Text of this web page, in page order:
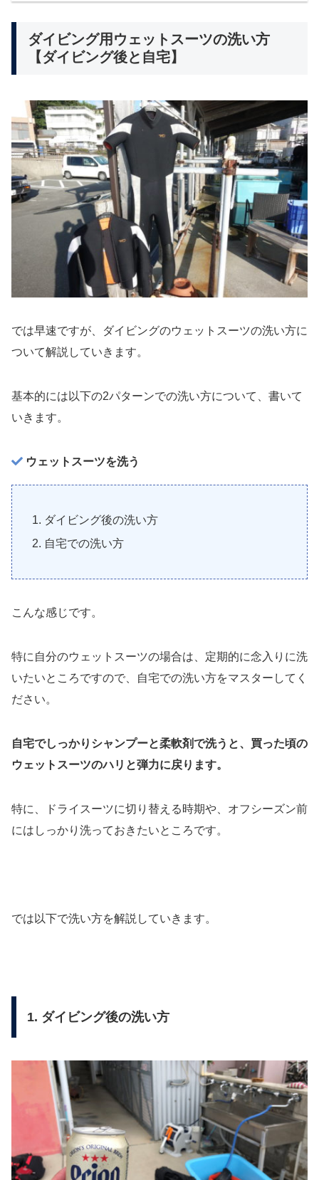
ダイビング用ウェットスーツの洗い方
【ダイビング後と自宅】
では早速ですが、ダイビングのウェットスーツの洗い方に
ついて解説していきます。
基本的には以下の2パターンでの洗い方について、書いて
いきます。
ウェットスーツを洗う
ダイビング後の洗い方
自宅での洗い方
こんな感じです。
特に自分のウェットスーツの場合は、定期的に念入りに洗
いたいところですので、自宅での洗い方をマスターしてく
ださい。
自宅でしっかりシャンプーと柔軟剤で洗うと、買った頃の
ウェットスーツのハリと弾力に戻ります。
特に、ドライスーツに切り替える時期や、オフシーズン前
にはしっかり洗っておきたいところです。
では以下で洗い方を解説していきます。
1. ダイビング後の洗い方